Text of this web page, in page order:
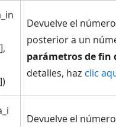
Devuelve el
posterior a un
parámetros de fin
detalles, haz clic
Devuelve el